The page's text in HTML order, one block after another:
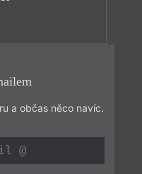
a občas něco navíc.